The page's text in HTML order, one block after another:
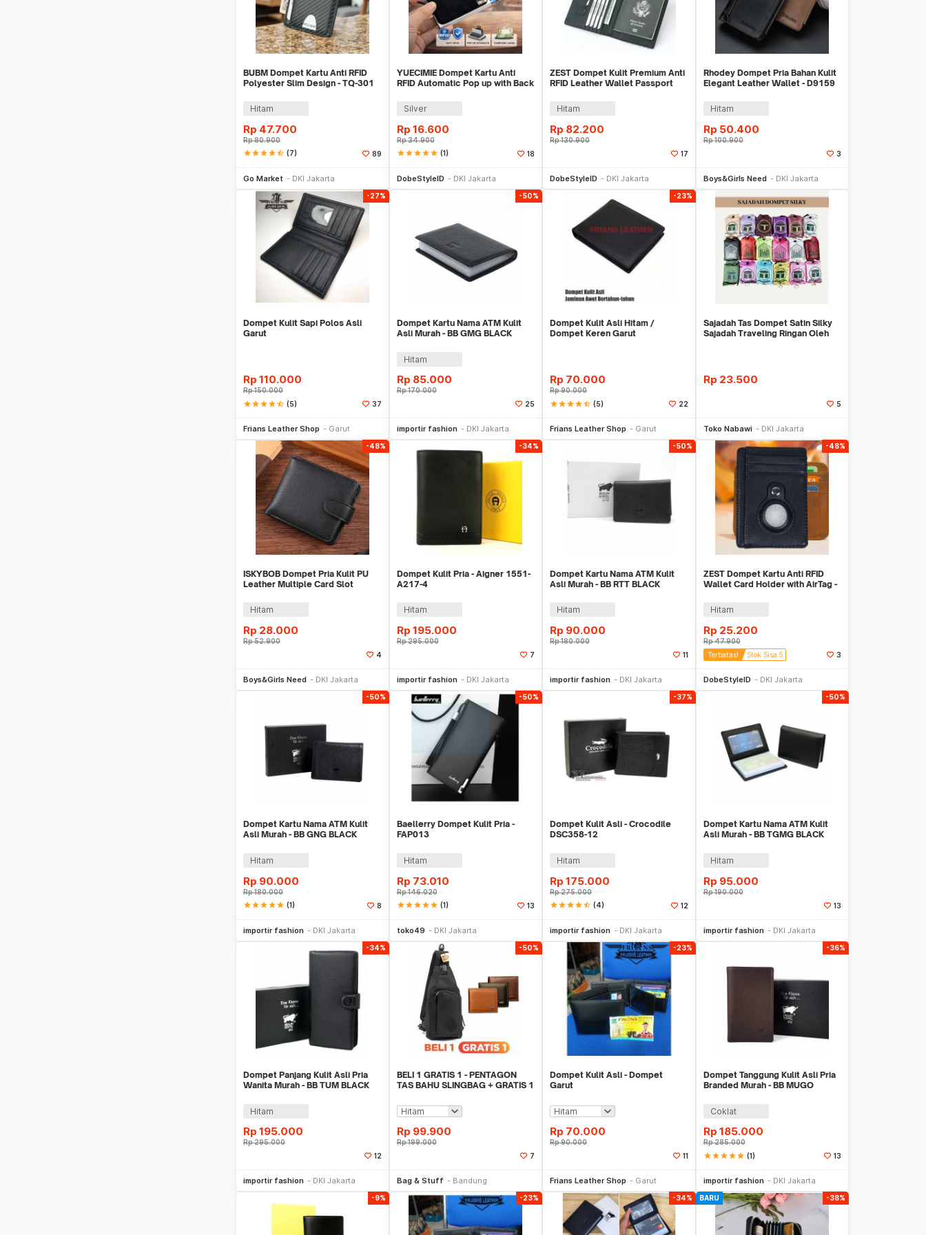
BUBM Dompet Kartu Anti RFID
Polyester Slim Design - TQ-301
Hitam
Rp 47.700
Rp80.900
starstarstarstarstar_half (7) 89
Go Market DKI Jakarta
YUECIMIE Dompet Kartu Anti
RFID Automatic Pop up with Back
Silver
Rp 16.600
Rp34.900
starstarstarstarstar (1) 18
DobeStyleID DKI Jakarta
ZEST Dompet Kulit Premium Anti
RFID Leather Wallet Passport
Hitam
Rp 82.200
Rp130.900
17
DobeStyleID DKI Jakarta
Rhodey Dompet Pria Bahan Kulit
Elegant Leather Wallet - D9159
Hitam
Rp 50.400
Rp100.900
3
Boys&Girls Need DKI Jakarta
-27%
Dompet Kulit Sapi Polos Asli
Garut
Rp 110.000
Rp150.000
starstarstarstarstar_half (5) 37
Frians Leather Shop Garut
-50%
Dompet Kartu Nama ATM Kulit
Asli Murah - BB GMG BLACK
Hitam
Rp 85.000
Rp170.000
25
importir fashion DKI Jakarta
-23%
Dompet Kulit Asli Hitam /
Dompet Keren Garut
Rp 70.000
Rp90.000
starstarstarstarstar_half (5) 22
Frians Leather Shop Garut
Sajadah Tas Dompet Satin Silky
Sajadah Traveling Ringan Oleh
Rp 23.500
5
Toko Nabawi DKI Jakarta
-48%
ISKYBOB Dompet Pria Kulit PU
Leather Multiple Card Slot
Hitam
Rp 28.000
Rp52.900
4
Boys&Girls Need DKI Jakarta
-34%
Dompet Kulit Pria - Aigner 1551-
A217-4
Hitam
Rp 195.000
Rp295.000
7
importir fashion DKI Jakarta
-50%
Dompet Kartu Nama ATM Kulit
Asli Murah - BB RTT BLACK
Hitam
Rp 90.000
Rp180.000
11
importir fashion DKI Jakarta
-48%
ZEST Dompet Kartu Anti RFID
Wallet Card Holder with AirTag -
Hitam
Rp 25.200
Rp47.900
Terbatas!
Stok Sisa 5 3
DobeStyleID DKI Jakarta
-50%
Dompet Kartu Nama ATM Kulit
Asli Murah - BB GNG BLACK
Hitam
Rp 90.000
Rp180.000
starstarstarstarstar (1) 8
importir fashion DKI Jakarta
-50%
Baellerry Dompet Kulit Pria -
FAP013
Hitam
Rp 73.010
Rp146.020
starstarstarstarstar (1) 13
toko49 DKI Jakarta
-37%
Dompet Kulit Asli - Crocodile
DSC358-12
Hitam
Rp 175.000
Rp275.000
starstarstarstarstar_half (4) 12
importir fashion DKI Jakarta
-50%
Dompet Kartu Nama ATM Kulit
Asli Murah - BB TGMG BLACK
Hitam
Rp 95.000
Rp190.000
13
importir fashion DKI Jakarta
-34%
Dompet Panjang Kulit Asli Pria
Wanita Murah - BB TUM BLACK
Hitam
Rp 195.000
Rp295.000
12
importir fashion DKI Jakarta
-50%
BELI 1 GRATIS 1 - PENTAGON
TAS BAHU SLINGBAG + GRATIS 1
Rp 99.900
Rp199.000
7
Bag & Stuff Bandung
-23%
Dompet Kulit Asli - Dompet
Garut
Rp 70.000
Rp90.000
11
Frians Leather Shop Garut
-36%
Dompet Tanggung Kulit Asli Pria
Branded Murah - BB MUGO
Coklat
Rp 185.000
Rp285.000
starstarstarstarstar (1) 13
importir fashion DKI Jakarta
-9% -23% -34% BARU -38%